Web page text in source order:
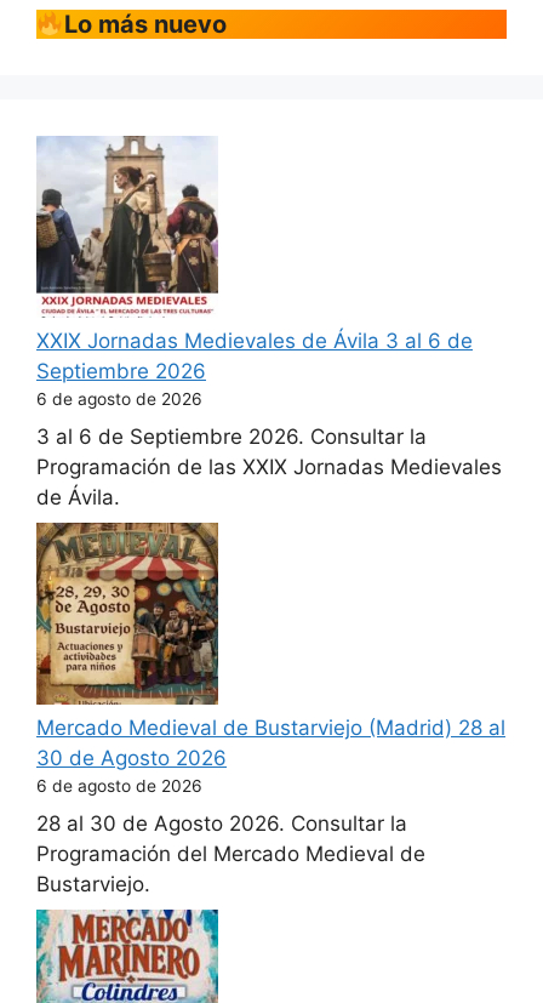
Lo más nuevo
XXIX Jornadas Medievales de Ávila 3 al 6 de
Septiembre 2026
6 de agosto de 2026
3 al 6 de Septiembre 2026. Consultar la
Programación de las XXIX Jornadas Medievales
de Ávila.
Mercado Medieval de Bustarviejo (Madrid) 28 al
30 de Agosto 2026
6 de agosto de 2026
28 al 30 de Agosto 2026. Consultar la
Programación del Mercado Medieval de
Bustarviejo.